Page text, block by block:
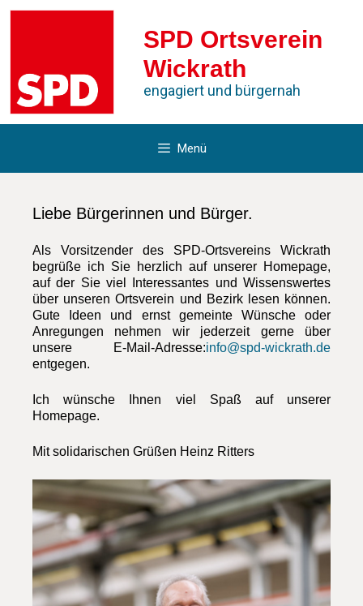
SPD Ortsverein
Wickrath
engagiert und bürgernah
Menü
Liebe Bürgerinnen und Bürger.
Als Vorsitzender des SPD-Ortsvereins Wickrath
begrüße ich Sie herzlich auf unserer Homepage,
auf der Sie viel Interessantes und Wissenswertes
über unseren Ortsverein und Bezirk lesen können.
Gute Ideen und ernst gemeinte Wünsche oder
Anregungen nehmen wir jederzeit gerne über
unsere E-Mail-Adresse:info@spd-wickrath.de
entgegen.
Ich wünsche Ihnen viel Spaß auf unserer
Homepage.
Mit solidarischen Grüßen Heinz Ritters